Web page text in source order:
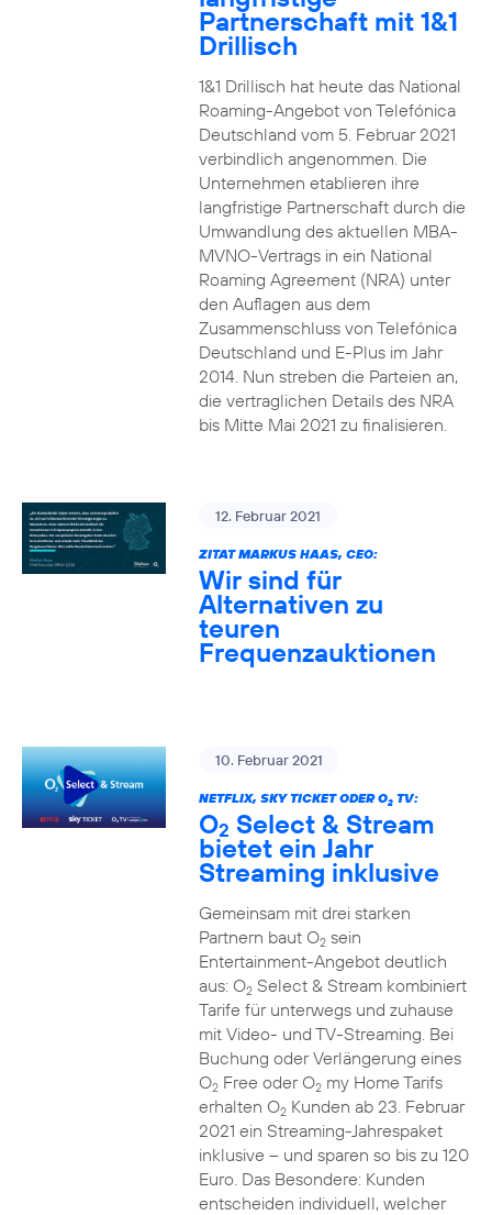
Partnerschaft mit 1&1
Drillisch
1&1 Drillisch hat heute das National
Roaming-Angebot von Telefónica
Deutschland vom 5. Februar 2021
verbindlich angenommen. Die
Unternehmen etablieren ihre
langfristige Partnerschaft durch die
Umwandlung des aktuellen MBA-
MVNO-Vertrags in ein National
Roaming Agreement (NRA) unter
den Auflagen aus dem
Zusammenschluss von Telefónica
Deutschland und E-Plus im Jahr
2014. Nun streben die Parteien an,
die vertraglichen Details des NRA
bis Mitte Mai 2021 zu finalisieren.
12. Februar 2021
ZITAT MARKUS HAAS, CEO:
Wir sind für
Alternativen zu
teuren
Frequenzauktionen
10. Februar 2021
NETFLIX, SKY TICKET ODER O2TV:
O2 Select & Stream
bietet ein Jahr
Streaming inklusive
Gemeinsam mit drei starken
Partnern baut O2sein
Entertainment-Angebot deutlich
aus: O2Select & Stream kombiniert
Tarife für unterwegs und zuhause
mit Video- und TV-Streaming. Bei
Buchung oder Verlängerung eines
O2Free oder O2my Home Tarifs
erhalten O2Kunden ab 23. Februar
2021 ein Streaming-Jahrespaket
inklusive – und sparen so bis zu 120
Euro. Das Besondere: Kunden
entscheiden individuell, welcher